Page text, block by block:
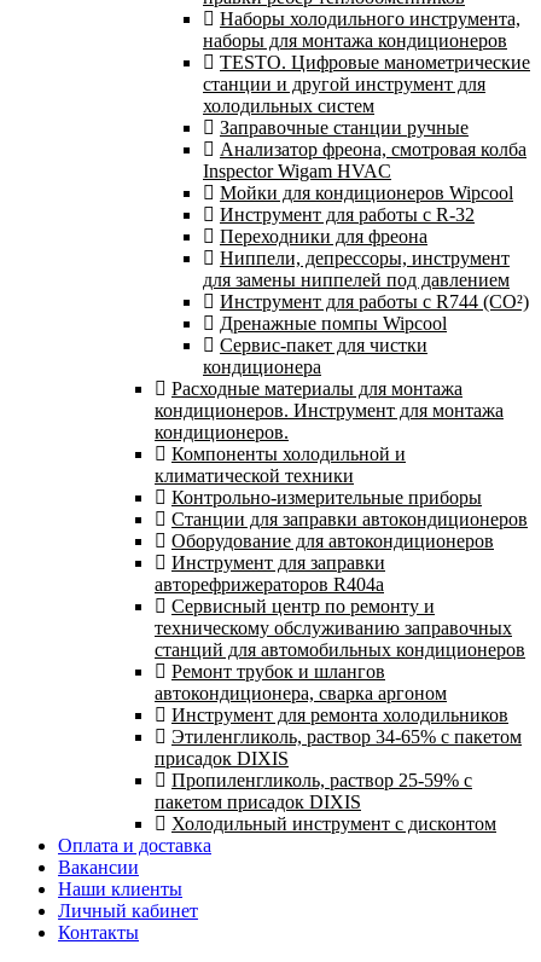
Наборы холодильного инструмента,
наборы для монтажа кондиционеров
TESTO. Цифровые манометрические
станции и другой инструмент для
холодильных систем
Заправочные станции ручные
Анализатор фреона, смотровая колба
Inspector Wigam HVAC
Мойки для кондиционеров Wipcool
Инструмент для работы с R-32
Переходники для фреона
Ниппели, депрессоры, инструмент
для замены ниппелей под давлением
Инструмент для работы с R744 (CO²)
Дренажные помпы Wipcool
Сервис-пакет для чистки
кондиционера
Расходные материалы для монтажа
кондиционеров. Инструмент для монтажа
кондиционеров.
Компоненты холодильной и
климатической техники
Контрольно-измерительные приборы
Станции для заправки автокондиционеров
Оборудование для автокондиционеров
Инструмент для заправки
авторефрижераторов R404a
Сервисный центр по ремонту и
техническому обслуживанию заправочных
станций для автомобильных кондиционеров
Ремонт трубок и шлангов
автокондиционера, сварка аргоном
Инструмент для ремонта холодильников
Этиленгликоль, раствор 34-65% с пакетом
присадок DIXIS
Пропиленгликоль, раствор 25-59% с
пакетом присадок DIXIS
Холодильный инструмент с дисконтом
Оплата и доставка
Вакансии
Наши клиенты
Личный кабинет
Контакты